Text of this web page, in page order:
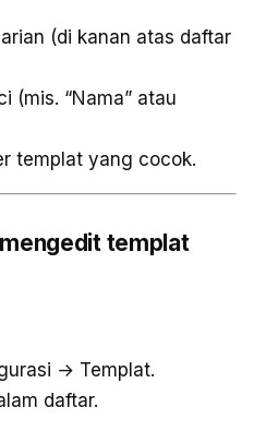
(di kanan atas daftar
(mis. “Nama” atau
templat yang cocok.
templat
→ Templat.
daftar.